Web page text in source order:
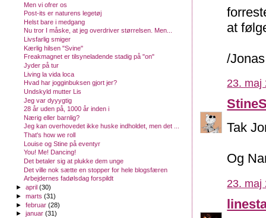
at
/Jonas
23. maj
Tak
Og
23. maj
Men vi ofrer os
Post-its er naturens legetøj
Helst bare i medgang
Nu tror I måske, at jeg overdriver størrelsen. Men...
Livsfarlig smiger
Kærlig hilsen "Svine"
Freakmagnet er tilsyneladende stadig på "on"
Jyder på tur
Living la vida loca
Hvad har jogginbuksen gjort jer?
Undskyld mutter Lis
Jeg var dyyygtig
28 år uden på, 1000 år inden i
Nærig eller barnlig?
Jeg kan overhovedet ikke huske indholdet, men det ...
That's how we roll
Louise og Stine på eventyr
You! Me! Dancing!
Det betaler sig at plukke dem unge
Det ville nok sætte en stopper for hele blogsfæren
Arbejdernes fadølsdag forspildt
►april(30)
►marts(31)
►februar(28)
►januar(31)